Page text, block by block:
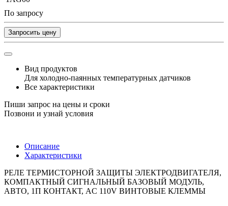
По запросу
Запросить цену
Вид продуктов
Для холодно-паянных температурных датчиков
Все характеристики
Пиши запрос на цены и сроки
Позвони и узнай условия
Описание
Характеристики
РЕЛЕ ТЕРМИСТОРНОЙ ЗАЩИТЫ ЭЛЕКТРОДВИГАТЕЛЯ,
КОМПАКТНЫЙ СИГНАЛЬНЫЙ БАЗОВЫЙ МОДУЛЬ,
АВТО, 1П КОНТАКТ, AC 110V ВИНТОВЫЕ КЛЕММЫ